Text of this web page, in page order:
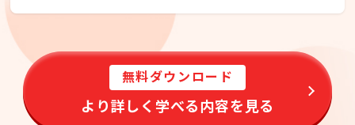
無料ダウンロード
より詳しく学べる内容を見る